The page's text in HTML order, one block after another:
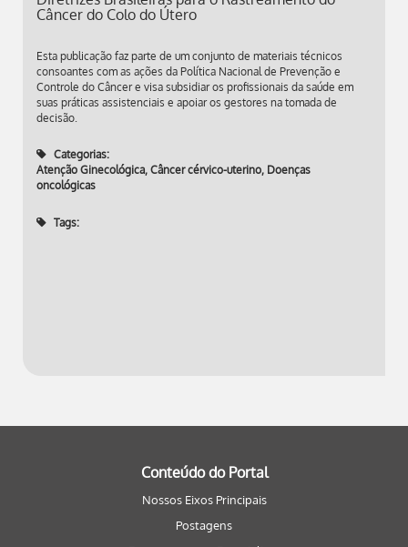
Câncer do Colo do Útero
Esta publicação faz parte de um conjunto de materiais técnicos
consoantes com as ações da Política Nacional de Prevenção e
Controle do Câncer e visa subsidiar os profissionais da saúde em
suas práticas assistenciais e apoiar os gestores na tomada de
decisão.
Categorias:
Atenção Ginecológica, Câncer cérvico-uterino, Doenças
oncológicas
Tags:
Conteúdo do Portal
Nossos Eixos Principais
Postagens